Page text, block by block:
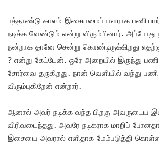
பத்தாண்டு காலம் இசையமைப்பாளராக
நடிக்க வேண்டும் என்று விரும்பினார்.
நன்றாக தானே சென்று கொண்டிருக்கிறது எதற்கு
? என்று கேட்டேன். ஒரே அறையில் இருந்து
சோர்வை தருகிறது. நான் வெளியில் வந்து
விரும்புகிறேன் என்றார்.
ஆனால் அவர் நடிக்க வந்த பிறகு அவருடைய
விரிவடைந்தது. அவரே நடிகராக மாறிப்
இசையை அவரால் எளிதாக மேம்படுத்தி கொள்ள